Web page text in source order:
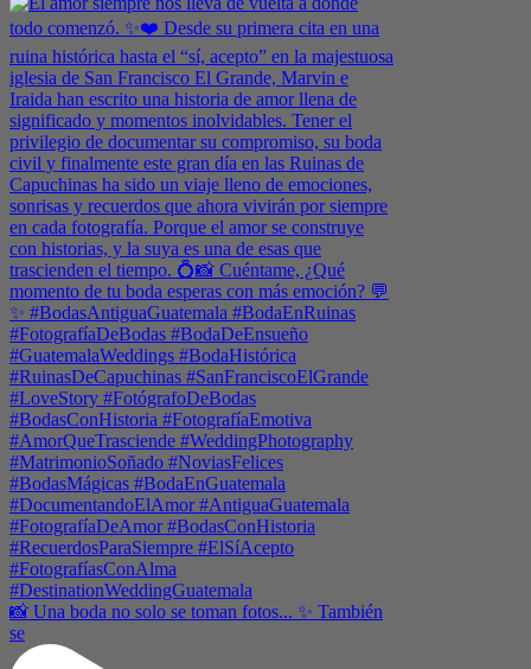
📸 Una boda no solo se toman fotos... ✨ También
se